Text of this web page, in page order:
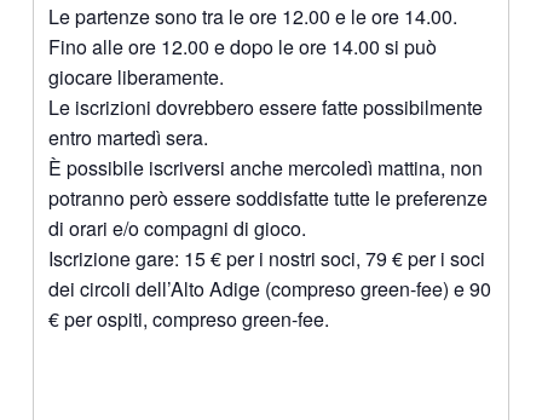
Le partenze sono tra le ore 12.00 e le ore 14.00.
Fino alle ore 12.00 e dopo le ore 14.00 si può
giocare liberamente.
Le iscrizioni dovrebbero essere fatte possibilmente
entro martedì sera.
È possibile iscriversi anche mercoledì mattina, non
potranno però essere soddisfatte tutte le preferenze
di orari e/o compagni di gioco.
Iscrizione gare: 15 € per i nostri soci, 79 € per i soci
dei circoli dell’Alto Adige (compreso green-fee) e 90
€ per ospiti, compreso green-fee.